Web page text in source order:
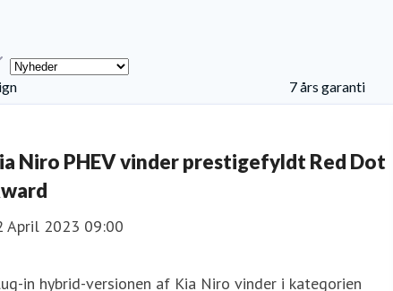
7 års garanti
Niro PHEV vinder prestigefyldt Red Dot
April 2023 09:00
in hybrid-versionen af Kia Niro vinder i kategorien